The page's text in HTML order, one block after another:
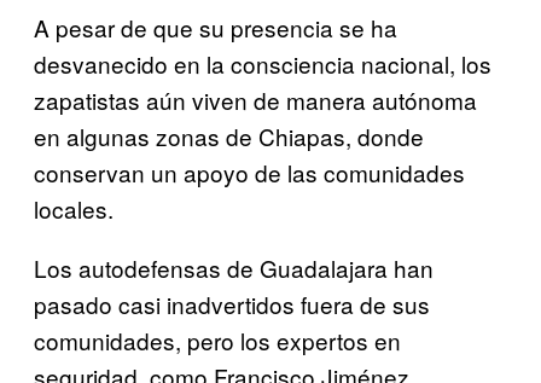
A pesar de que su presencia se ha
desvanecido en la consciencia nacional, los
zapatistas aún viven de manera autónoma
en algunas zonas de Chiapas, donde
conservan un apoyo de las comunidades
locales.
Los autodefensas de Guadalajara han
pasado casi inadvertidos fuera de sus
comunidades, pero los expertos en
seguridad, como Francisco Jiménez